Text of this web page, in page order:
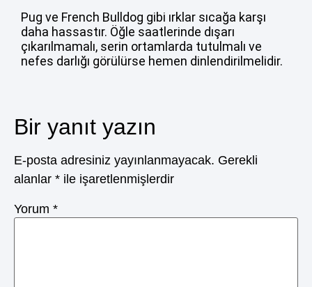
Pug ve French Bulldog gibi ırklar sıcağa karşı
daha hassastır. Öğle saatlerinde dışarı
çıkarılmamalı, serin ortamlarda tutulmalı ve
nefes darlığı görülürse hemen dinlendirilmelidir.
Bir yanıt yazın
E-posta adresiniz yayınlanmayacak. Gerekli
alanlar * ile işaretlenmişlerdir
Yorum *